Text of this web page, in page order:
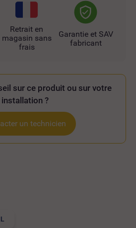
Retrait en
magasin sans
frais
Garantie et SAV
fabricant
sur ce produit ou sur votre
installation ?
un technicien